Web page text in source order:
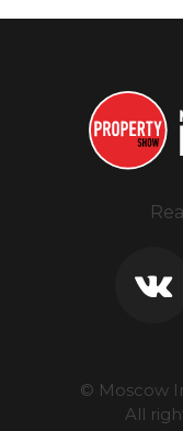
© Moscow
All